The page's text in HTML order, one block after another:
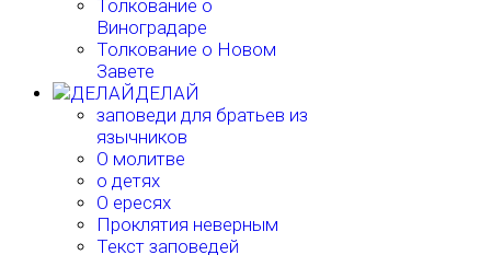
Толкование о
Виноградаре
Толкование о Новом
Завете
ДЕЛАЙ
заповеди для братьев из
язычников
О молитве
о детях
О ересях
Проклятия неверным
Текст заповедей